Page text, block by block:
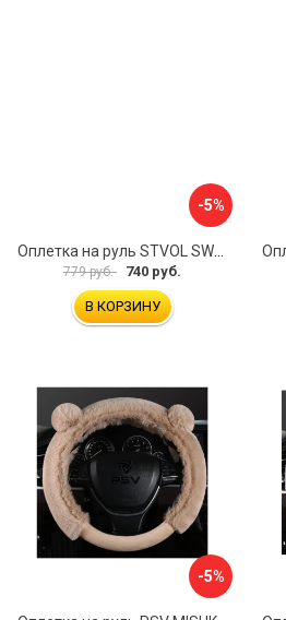
-5%
779 руб. 740 руб.
В КОРЗИНУ
-5%